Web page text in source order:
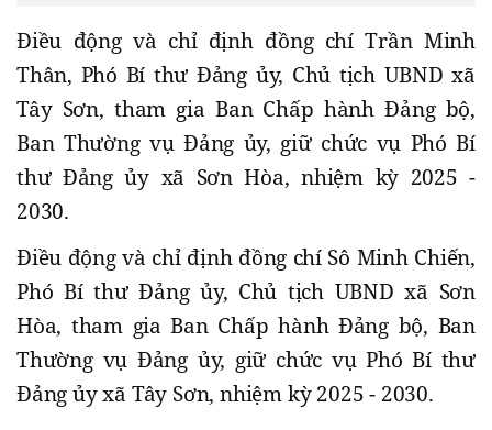
Điều động và chỉ định đồng chí Trần Minh
Thân, Phó Bí thư Đảng ủy, Chủ tịch UBND xã
Tây Sơn, tham gia Ban Chấp hành Đảng bộ,
Ban Thường vụ Đảng ủy, giữ chức vụ Phó Bí
thư Đảng ủy xã Sơn Hòa, nhiệm kỳ 2025 -
2030.
Điều động và chỉ định đồng chí Sô Minh Chiến,
Phó Bí thư Đảng ủy, Chủ tịch UBND xã Sơn
Hòa, tham gia Ban Chấp hành Đảng bộ, Ban
Thường vụ Đảng ủy, giữ chức vụ Phó Bí thư
Đảng ủy xã Tây Sơn, nhiệm kỳ 2025 - 2030.